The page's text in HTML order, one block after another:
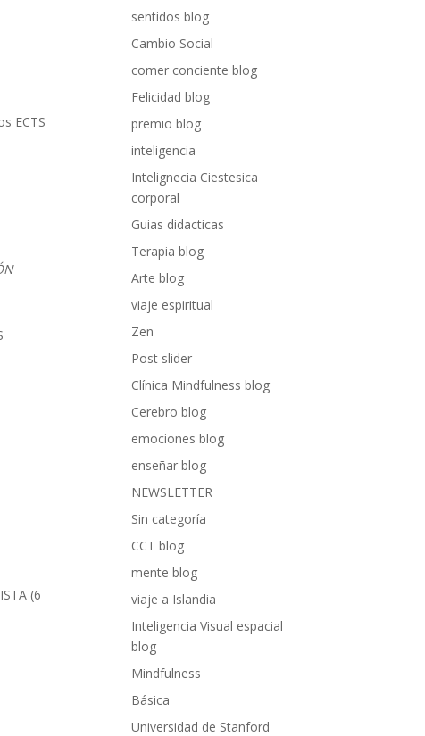
ECTS
(6
sentidos blog
Cambio Social
comer conciente blog
Felicidad blog
premio blog
inteligencia
Intelignecia Ciestesica
corporal
Guias didacticas
Terapia blog
Arte blog
viaje espiritual
Zen
Post slider
Clínica Mindfulness blog
Cerebro blog
emociones blog
enseñar blog
NEWSLETTER
Sin categoría
CCT blog
mente blog
viaje a Islandia
Inteligencia Visual espacial
blog
Mindfulness
Básica
Universidad de Stanford